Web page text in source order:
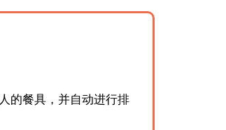
的餐具，并自动进行排